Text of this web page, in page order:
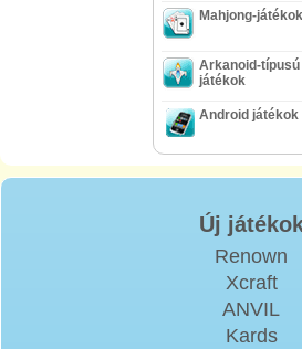
Mahjong-játékok
Arkanoid-típusú
játékok
Android játékok
Új
Renown
Xcraft
ANVIL
Kards